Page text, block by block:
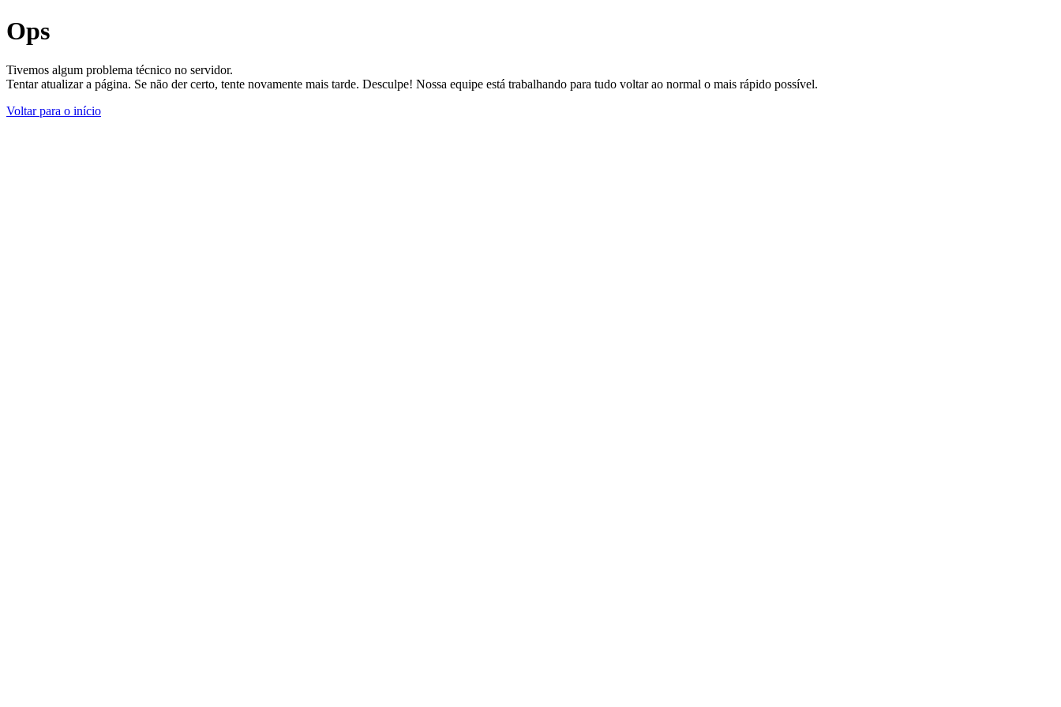
Ops
Tivemos algum problema técnico no servidor.
Tentar atualizar a página. Se não der certo, tente novamente mais tarde. Desculpe! Nossa equipe está trabalhando para tudo voltar ao normal o mais rápido possível.
Voltar para o início